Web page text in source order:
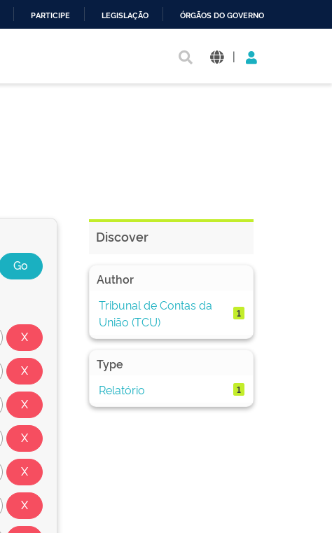
PARTICIPE LEGISLAÇÃO ÓRGÃOS DO GOVERNO
|
Discover
Author
Tribunal de Contas da
União (TCU)
1
Type
Relatório
1